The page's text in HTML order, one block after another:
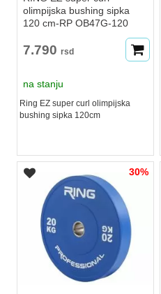
olimpijska bushing sipka
120 cm-RP OB47G-120
7.790 rsd
na stanju
Ring EZ super curl olimpijska
bushing sipka 120cm
30%